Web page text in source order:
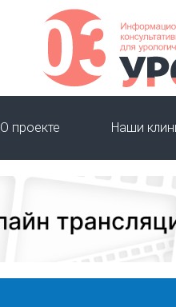
О проекте Наши